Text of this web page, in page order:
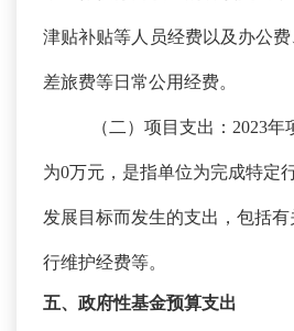
津贴补贴等人员经费以及办公费
差旅费等日常公用经费。
（二）项目支出： 2023年
为0万元，是指单位为完成特定
发展目标而发生的支出，包括
行维护经费等。
五、政府性基金预算支出